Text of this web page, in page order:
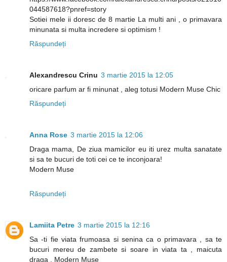
044587618?pnref=story
Sotiei mele ii doresc de 8 martie La multi ani , o primavara
minunata si multa incredere si optimism !
Răspundeți
Alexandrescu Crinu 3 martie 2015 la 12:05
oricare parfum ar fi minunat , aleg totusi Modern Muse Chic
Răspundeți
Anna Rose 3 martie 2015 la 12:06
Draga mama, De ziua mamicilor eu iti urez multa sanatate
si sa te bucuri de toti cei ce te inconjoara!
Modern Muse
Răspundeți
Lamiita Petre 3 martie 2015 la 12:16
Sa -ti fie viata frumoasa si senina ca o primavara , sa te
bucuri mereu de zambete si soare in viata ta , maicuta
draga . Modern Muse